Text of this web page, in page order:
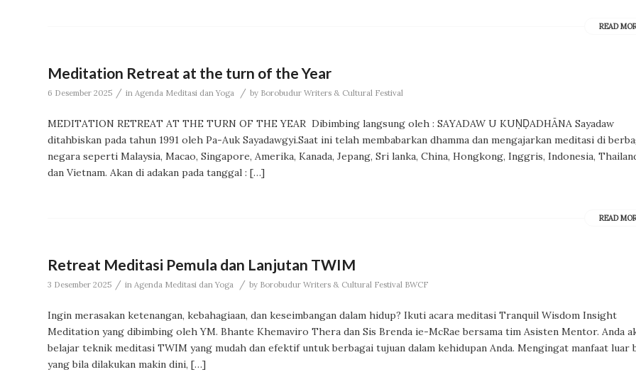
READ
Meditation Retreat at the turn of the Year
6 Desember 2025 / in Agenda Meditasi dan Yoga / by Borobudur Writers & Cultural Festival
MEDITATION RETREAT AT THE TURN OF THE YEAR Dibimbing langsung oleh : SAYADAW U KUṆḌADHĀNA Sayadaw
ditahbiskan pada tahun 1991 oleh Pa-Auk Sayadawgyi.Saat ini telah membabarkan dhamma dan mengajarkan meditasi di
negara seperti Malaysia, Macao, Singapore, Amerika, Kanada, Jepang, Sri lanka, China, Hongkong, Inggris, Indonesia,
dan Vietnam. Akan di adakan pada tanggal : […]
READ
Retreat Meditasi Pemula dan Lanjutan TWIM
3 Desember 2025 / in Agenda Meditasi dan Yoga / by Borobudur Writers & Cultural Festival BWCF
Ingin merasakan ketenangan, kebahagiaan, dan keseimbangan dalam hidup? Ikuti acara meditasi Tranquil Wisdom Insight
Meditation yang dibimbing oleh YM. Bhante Khemaviro Thera dan Sis Brenda ie-McRae bersama tim Asisten Mentor. Anda
belajar teknik meditasi TWIM yang mudah dan efektif untuk berbagai tujuan dalam kehidupan Anda. Mengingat manfaat luar
yang bila dilakukan makin dini, […]